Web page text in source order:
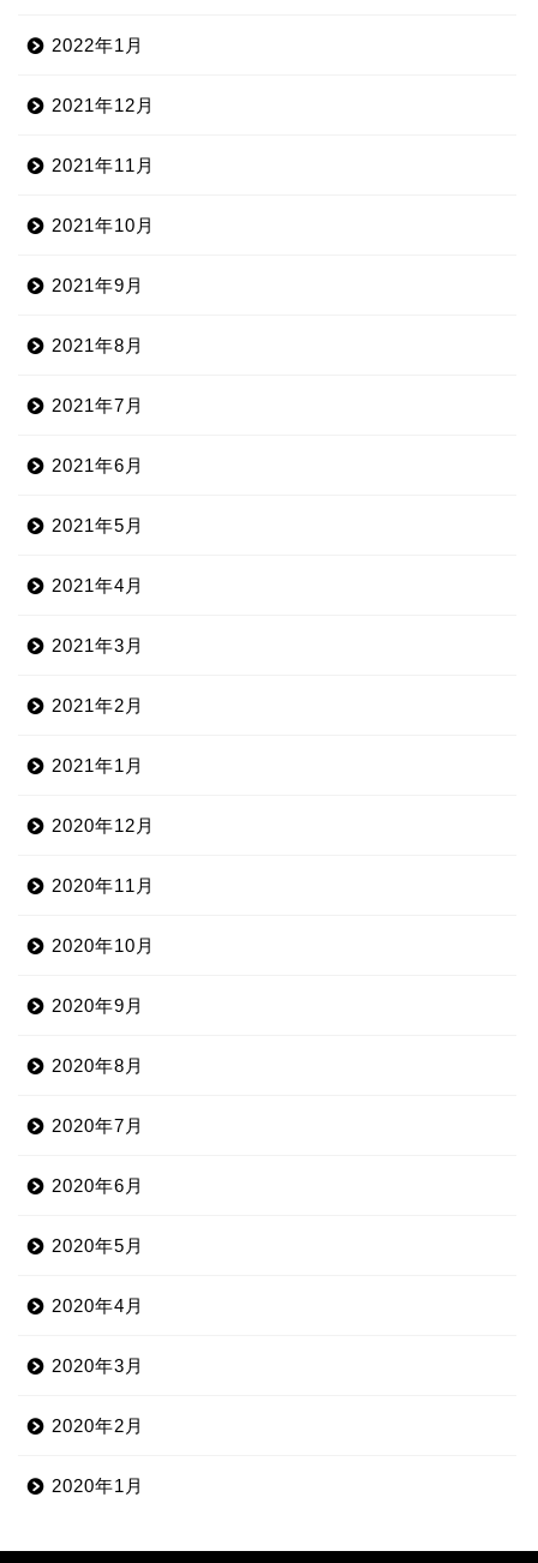
2022年1月
2021年12月
2021年11月
2021年10月
2021年9月
2021年8月
2021年7月
2021年6月
2021年5月
2021年4月
2021年3月
2021年2月
2021年1月
2020年12月
2020年11月
2020年10月
2020年9月
2020年8月
2020年7月
2020年6月
2020年5月
2020年4月
2020年3月
2020年2月
2020年1月